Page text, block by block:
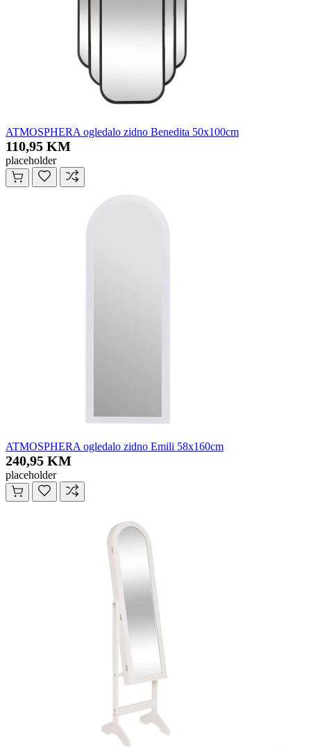
ATMOSPHERA ogledalo zidno Benedita 50x100cm
110,95 KM
placeholder
ATMOSPHERA ogledalo zidno Emili 58x160cm
240,95 KM
placeholder